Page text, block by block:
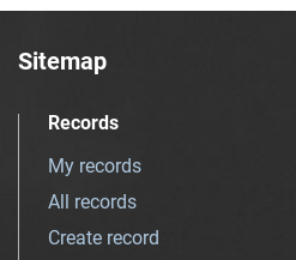
Sitemap
Records
My records
All records
Create record